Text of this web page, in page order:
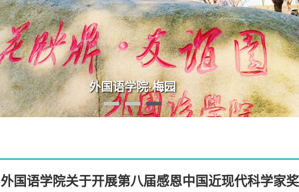
外国语学院·梅园
外国语学院关于开展第八届感恩中国近现代科学家